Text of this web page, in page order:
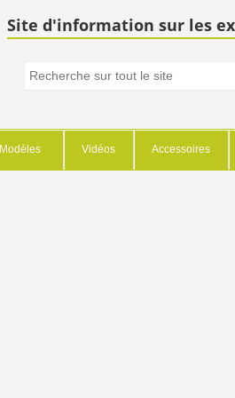
Site d'information sur les
Modèles Vidéos Accessoires